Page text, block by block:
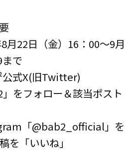
月22日（金）16：00～9月
で
公式X(旧Twitter)
」をフォロー＆該当ポスト
「@bab2_official」を
を「いいね」